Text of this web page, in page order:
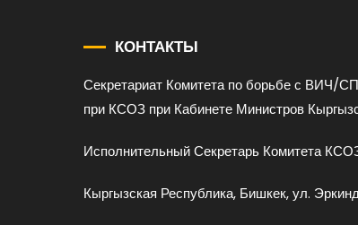
КОНТАКТЫ
Секретариат Комитета по борьбе с ВИЧ/
при КСОЗ при Кабинете Министров
Исполнительный Секретарь Комитета
Кыргызская Республика, Бишкек, ул.